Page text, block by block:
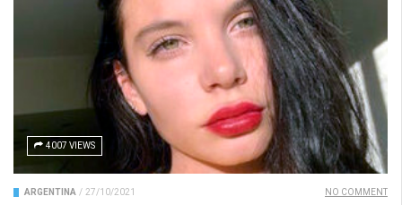
4007 VIEWS
ARGENTINA / 27/10/2021 NO COMMENT